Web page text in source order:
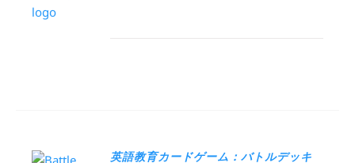
英語教育カードゲーム：バトルデッキ